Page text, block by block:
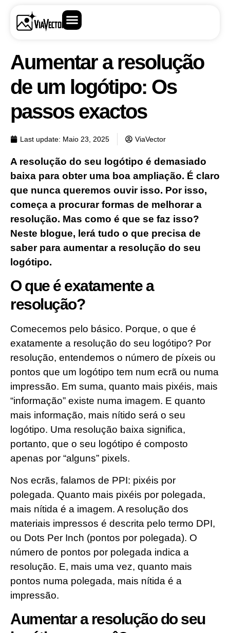
Aumentar a resolução
de um logótipo: Os
passos exactos
Last update: Maio 23, 2025 ViaVector
A resolução do seu logótipo é demasiado
baixa para obter uma boa ampliação. É claro
que nunca queremos ouvir isso. Por isso,
começa a procurar formas de melhorar a
resolução. Mas como é que se faz isso?
Neste blogue, lerá tudo o que precisa de
saber para aumentar a resolução do seu
logótipo.
O que é exatamente a
resolução?
Comecemos pelo básico. Porque, o que é
exatamente a resolução do seu logótipo? Por
resolução, entendemos o número de píxeis ou
pontos que um logótipo tem num ecrã ou numa
impressão. Em suma, quanto mais pixéis, mais
“informação” existe numa imagem. E quanto
mais informação, mais nítido será o seu
logótipo. Uma resolução baixa significa,
portanto, que o seu logótipo é composto
apenas por “alguns” pixels.
Nos ecrãs, falamos de PPI: pixéis por
polegada. Quanto mais pixéis por polegada,
mais nítida é a imagem. A resolução dos
materiais impressos é descrita pelo termo DPI,
ou Dots Per Inch (pontos por polegada). O
número de pontos por polegada indica a
resolução. E, mais uma vez, quanto mais
pontos numa polegada, mais nítida é a
impressão.
Aumentar a resolução do seu